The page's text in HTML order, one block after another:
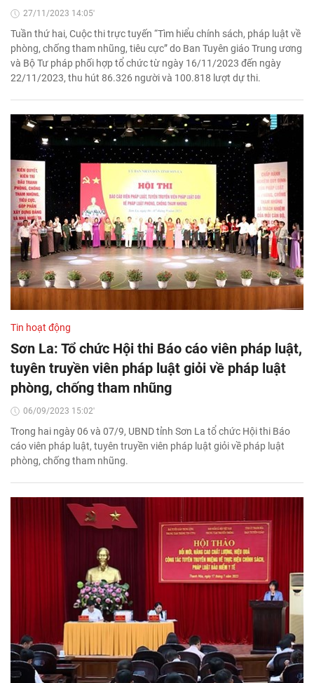
27/11/2023 14:05'
Tuần thứ hai, Cuộc thi trực tuyến “Tìm hiểu chính sách, pháp luật về
phòng, chống tham nhũng, tiêu cực” do Ban Tuyên giáo Trung ương
và Bộ Tư pháp phối hợp tổ chức từ ngày 16/11/2023 đến ngày
22/11/2023, thu hút 86.326 người và 100.818 lượt dự thi.
Tin hoạt động
Sơn La: Tổ chức Hội thi Báo cáo viên pháp luật,
tuyên truyền viên pháp luật giỏi về pháp luật
phòng, chống tham nhũng
06/09/2023 15:02'
Trong hai ngày 06 và 07/9, UBND tỉnh Sơn La tổ chức Hội thi Báo
cáo viên pháp luật, tuyên truyền viên pháp luật giỏi về pháp luật
phòng, chống tham nhũng.